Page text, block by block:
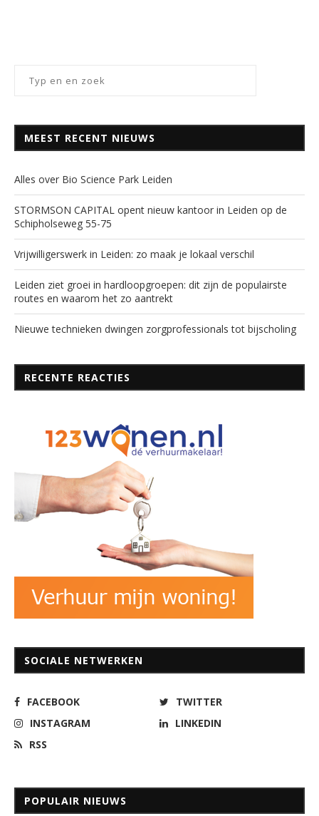
MEEST RECENT NIEUWS
Alles over Bio Science Park Leiden
STORMSON CAPITAL opent nieuw kantoor in Leiden op de
Schipholseweg 55-75
Vrijwilligerswerk in Leiden: zo maak je lokaal verschil
Leiden ziet groei in hardloopgroepen: dit zijn de populairste
routes en waarom het zo aantrekt
Nieuwe technieken dwingen zorgprofessionals tot bijscholing
RECENTE REACTIES
SOCIALE NETWERKEN
FACEBOOK
TWITTER
INSTAGRAM
LINKEDIN
RSS
POPULAIR NIEUWS